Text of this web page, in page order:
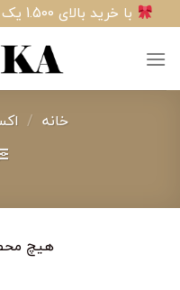
to
content
با خرید بالای 1.500 یک گیفت از پینیکا هدیه بگیرید
خانه /
هیچ